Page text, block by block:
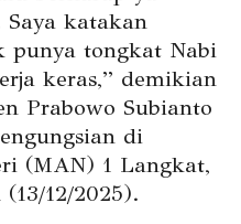
Saya katakan
punya tongkat Nabi
keras,” demikian
Prabowo Subianto
di
(MAN) 1 Langkat,
12/2025).